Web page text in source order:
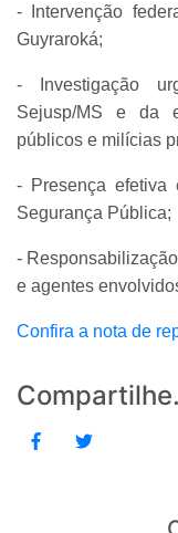
- Intervenção
Guyraroká;
- Investigação
Sejusp/MS e da
públicos e milícias
- Presença efetiva
Segurança Pública;
-
e agentes
Confira a nota de